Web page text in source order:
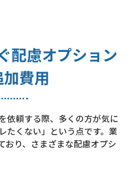
配慮オプション
加費用
依頼する際、多くの方が気に
たくない」という点です。業
おり、さまざまな配慮オプシ